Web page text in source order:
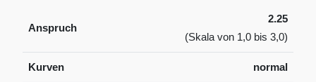
Anspruch
2.25
(Skala von 1,0 bis 3,0)
Kurven normal